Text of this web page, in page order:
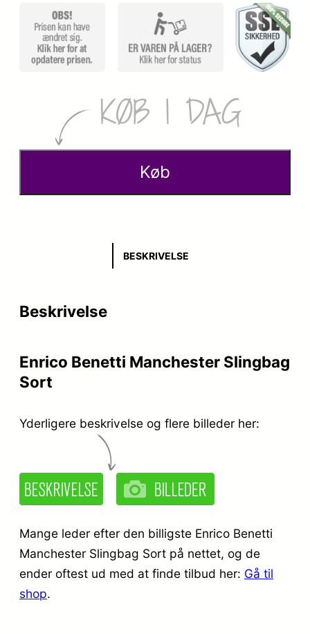
Køb
BESKRIVELSE
Beskrivelse
Enrico Benetti Manchester Slingbag
Sort
Yderligere beskrivelse og flere billeder her:
Mange leder efter den billigste Enrico Benetti
Manchester Slingbag Sort på nettet, og de
ender oftest ud med at finde tilbud her: Gå til
shop.